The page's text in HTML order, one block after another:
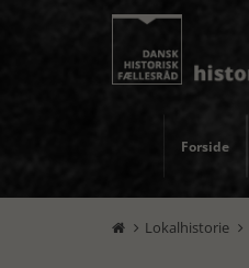
Forside
 Lokalhistorie 